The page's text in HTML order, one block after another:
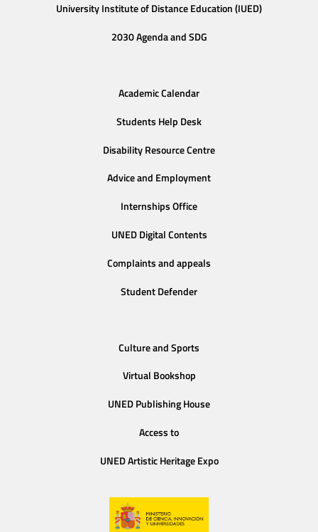
University Institute of Distance Education (IUED)
2030 Agenda and SDG
Academic Calendar
Students Help Desk
Disability Resource Centre
Advice and Employment
Internships Office
UNED Digital Contents
Complaints and appeals
Student Defender
Culture and Sports
Virtual Bookshop
UNED Publishing House
Access to
UNED Artistic Heritage Expo